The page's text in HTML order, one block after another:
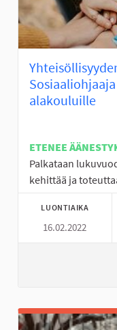
alakouluille
ETENEE
Palkataan
kehittää ja
LUONTIAIKA
16.02.2022